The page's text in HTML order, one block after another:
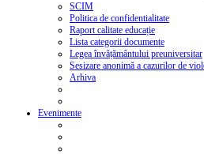
SCIM
Politica de confidentialitate
Raport calitate educație
Lista categorii documente
Legea învățământului preuniversitar
Sesizare anonimă a cazurilor de
Arhiva
Evenimente